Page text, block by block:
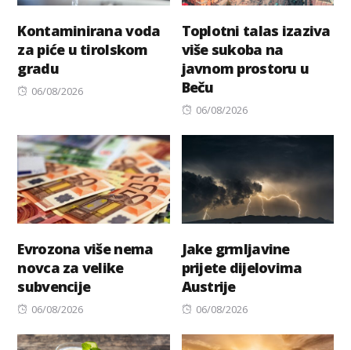
Kontaminirana voda
za piće u tirolskom
gradu
Posted
06/08/2026
Toplotni talas izaziva
više sukoba na
javnom prostoru u
Beču
Posted
06/08/2026
Evrozona više nema
novca za velike
subvencije
Posted
06/08/2026
Jake grmljavine
prijete dijelovima
Austrije
Posted
06/08/2026